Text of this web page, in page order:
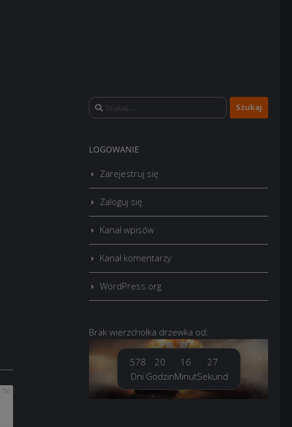
750
Szukaj:
LOGOWANIE
Zarejestruj się
Zaloguj się
Kanał wpisów
Kanał komentarzy
WordPress.org
Brak wierzchołka drzewka od:
578
Dni
20
Godzin
16
Minut
29
Sekund